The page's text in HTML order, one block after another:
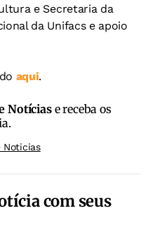
e Secretaria da
da Unifacs e apoio
aqui.
Notíciase receba os
Noticias
com seus